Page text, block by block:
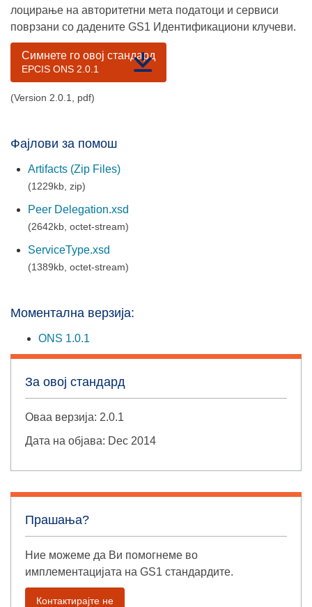
лоцирање на авторитетни мета податоци и сервиси
поврзани со дадените GS1 Идентификациони клучеви.
Симнете го овој стандард
EPCIS ONS 2.0.1
(Version 2.0.1, pdf)
Фајлови за помош
Artifacts (Zip Files)
(1229kb, zip)
Peer Delegation.xsd
(2642kb, octet-stream)
ServiceType.xsd
(1389kb, octet-stream)
Моментална верзија:
ONS 1.0.1
За овој стандард
Оваа верзија: 2.0.1
Дата на објава: Dec 2014
Прашања?
Ние можеме да Ви помогнеме во
имплементацијата на GS1 стандардите.
Контактирајте не